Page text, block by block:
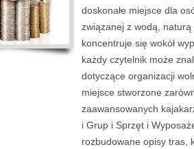
doskonałe miejsce dla
związanej z wodą,
koncentruje się wokół
każdy czytelnik może
dotyczące organizacji
miejsce stworzone
zaawansowanych
i Grup i Sprzęt i
rozbudowane opisy tras,